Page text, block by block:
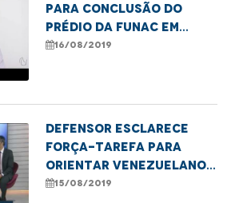
para conclusão do
prédio da Funac em
Imperatriz
16/08/2019
Defensor esclarece
força-tarefa para
orientar venezuelanos
em São Luís
15/08/2019